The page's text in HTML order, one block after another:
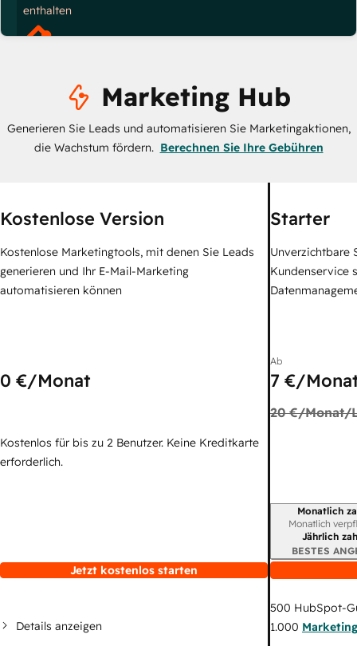
enthalten
Marketing Hub
Generieren Sie Leads und automatisieren Sie Marketingaktionen,
die Wachstum fördern. Berechnen Sie Ihre Gebühren
Kostenlose Version
Kostenlose Marketingtools, mit denen Sie Leads
generieren und Ihr E-Mail-Marketing
automatisieren können
0 €/Monat
Kostenlos für bis zu 2 Benutzer. Keine Kreditkarte
erforderlich.
Jetzt kostenlos starten
Details anzeigen
Starter
Unverzichtbare
Kundenservice
Ab
7 €/
20 €/Monat/
Monatlich
Monatlich
Jährlich
BESTES
500 HubSpot-
1.000